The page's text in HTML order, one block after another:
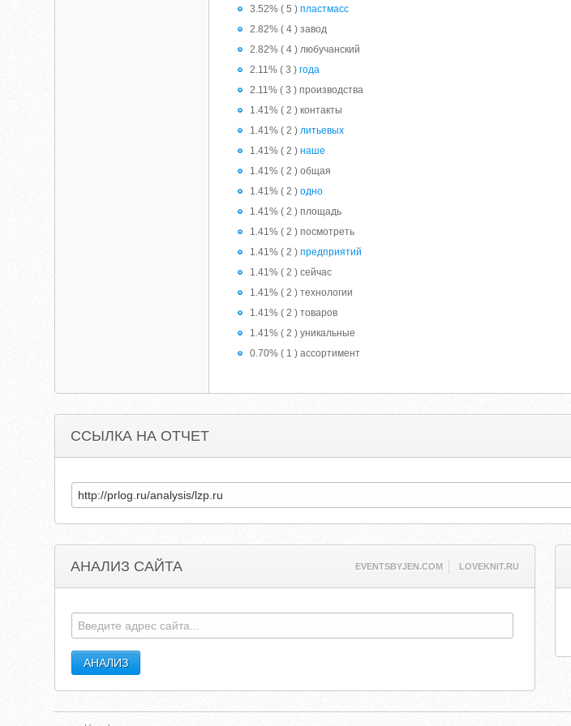
3.52% ( 5 )пластмасс
2.82% ( 4 ) завод
2.82% ( 4 ) любучанский
2.11% ( 3 )года
2.11% ( 3 ) производства
1.41% ( 2 ) контакты
1.41% ( 2 )литьевых
1.41% ( 2 )наше
1.41% ( 2 ) общая
1.41% ( 2 )одно
1.41% ( 2 ) площадь
1.41% ( 2 ) посмотреть
1.41% ( 2 )предприятий
1.41% ( 2 ) сейчас
1.41% ( 2 ) технологии
1.41% ( 2 ) товаров
1.41% ( 2 ) уникальные
0.70% ( 1 ) ассортимент
ССЫЛКА НА ОТЧЕТ
АНАЛИЗ САЙТА EVENTSBYJEN.COM LOVEKNIT.RU